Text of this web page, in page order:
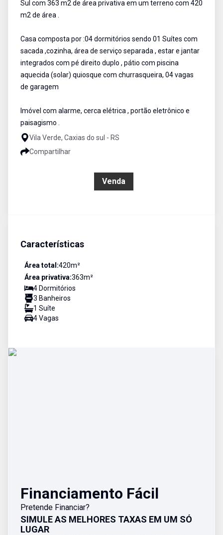
Sul com 363 m2 de área privativa em um terreno com 420
m2 de área .
Casa composta por :04 dormitórios sendo 01 Suítes com
sacada ,cozinha, área de serviço separada , estar e jantar
integrados com pé direito duplo , pátio com piscina
aquecida (solar) quiosque com churrasqueira, 04 vagas
de garagem
Imóvel com alarme, cerca elétrica , portão eletrônico e
paisagismo .
Vila Verde, Caxias do sul - RS
Compartilhar
Venda
Características
Área total:420m²
Área privativa:363m²
4 Dormitórios
3 Banheiros
1 Suíte
4Vagas
Financiamento Fácil
Pretende Financiar?
SIMULE AS MELHORES TAXAS EM UM SÓ
LUGAR